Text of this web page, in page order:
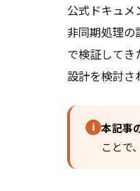
公式ドキュメ
非同期処理の
で検証してき
設計を検討さ
i 本記事
ことで